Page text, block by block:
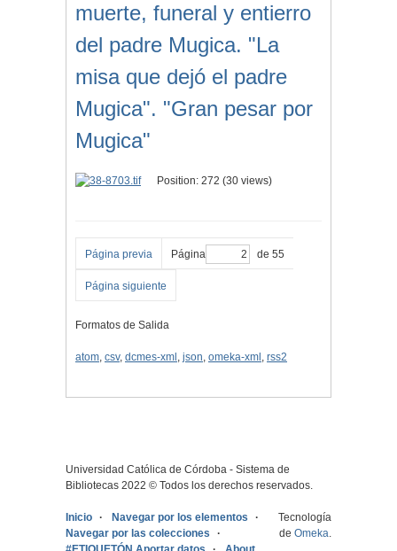
muerte, funeral y entierro
del padre Mugica. "La
misa que dejó el padre
Mugica". "Gran pesar por
Mugica"
Position: 272 (30 views)
Página previa Página de 55
Página siguiente
Formatos de Salida
atom, csv, dcmes-xml , json, omeka-xml , rss2
Universidad Católica de Córdoba - Sistema de
Bibliotecas 2022 © Todos los derechos reservados.
Inicio
Navegar por los elementos
Navegar por las colecciones
Tecnología
de Omeka.